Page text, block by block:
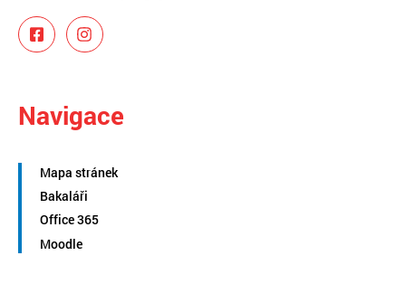
Navigace
Mapa stránek
Bakaláři
Office 365
Moodle